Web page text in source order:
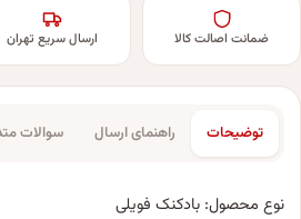
ضمانت اصالت کالا ارسال سریع تهران
توضیحات راهنمای ارسال سوالات
نوع محصول: بادکنک فویلی